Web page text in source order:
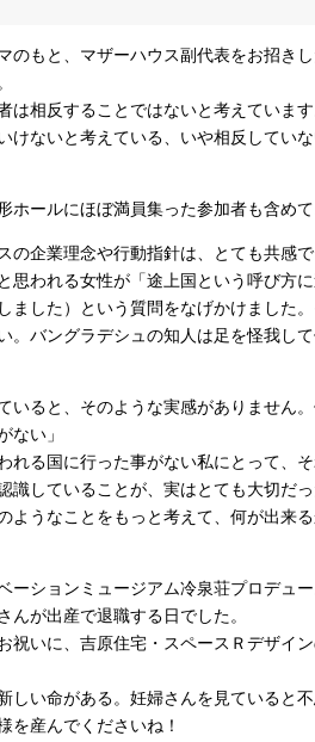
のもと、マザーハウス副代表をお招き
は相反することではないと考えています
けないと考えている、いや相反してい
ホールにほぼ満員集った参加者も含めて
の企業理念や行動指針は、とても共感で
思われる女性が「途上国という呼び方
ました）という質問をなげかけました
。バングラデシュの知人は足を怪我し
いると、そのような実感がありません
ない」
れる国に行った事がない私にとって、
識していることが、実はとても大切だっ
ようなことをもっと考えて、何が出来
ーションミュージアム冷泉荘プロデュ
んが出産で退職する日でした。
祝いに、吉原住宅・スペースＲデザイン
しい命がある。妊婦さんを見ていると不
を産んでくださいね！